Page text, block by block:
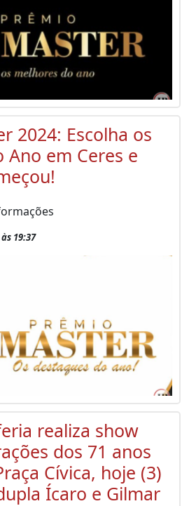
2024: Escolha os
Ano em Ceres e
19:37
realiza show
dos 71 anos
Cívica, hoje (3)
Ícaro e Gilmar